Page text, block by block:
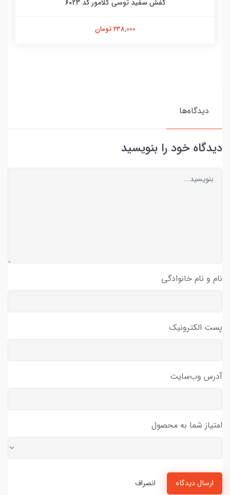
کفش سفید توسی گلامور کد 6023
238,000 تومان
دیدگاه‌ها
دیدگاه خود را بنویسید
نام و نام خانوادگی
پست الکترونیک
آدرس وب‌سایت
امتیاز شما به محصول
ارسال دیدگاه انصراف